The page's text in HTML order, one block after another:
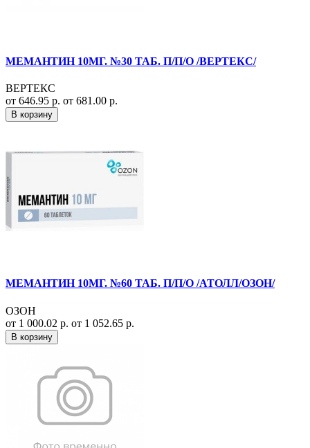
МЕМАНТИН 10МГ. №30 ТАБ. П/П/О /ВЕРТЕКС/
ВЕРТЕКС
от 646.95 р. от 681.00 р.
В корзину
МЕМАНТИН 10МГ. №60 ТАБ. П/П/О /АТОЛЛ/ОЗОН/
ОЗОН
от 1 000.02 р. от 1 052.65 р.
В корзину